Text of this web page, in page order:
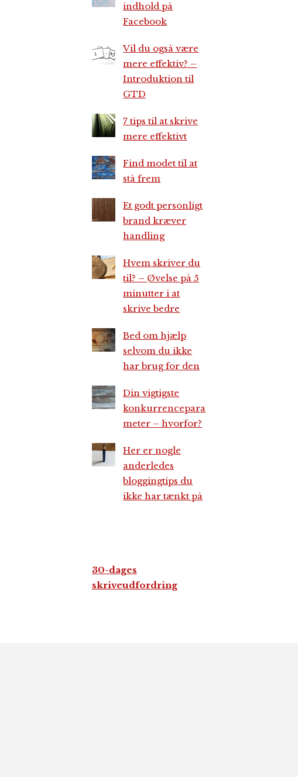
indhold på
Facebook
Vil du også være
mere effektiv? –
Introduktion til
GTD
7 tips til at skrive
mere effektivt
Find modet til at
stå frem
Et godt personligt
brand kræver
handling
Hvem skriver du
til? – Øvelse på 5
minutter i at
skrive bedre
Bed om hjælp
selvom du ikke
har brug for den
Din vigtigste
konkurrencepara
meter – hvorfor?
Her er nogle
anderledes
bloggingtips du
ikke har tænkt på
30-dages
skriveudfordring